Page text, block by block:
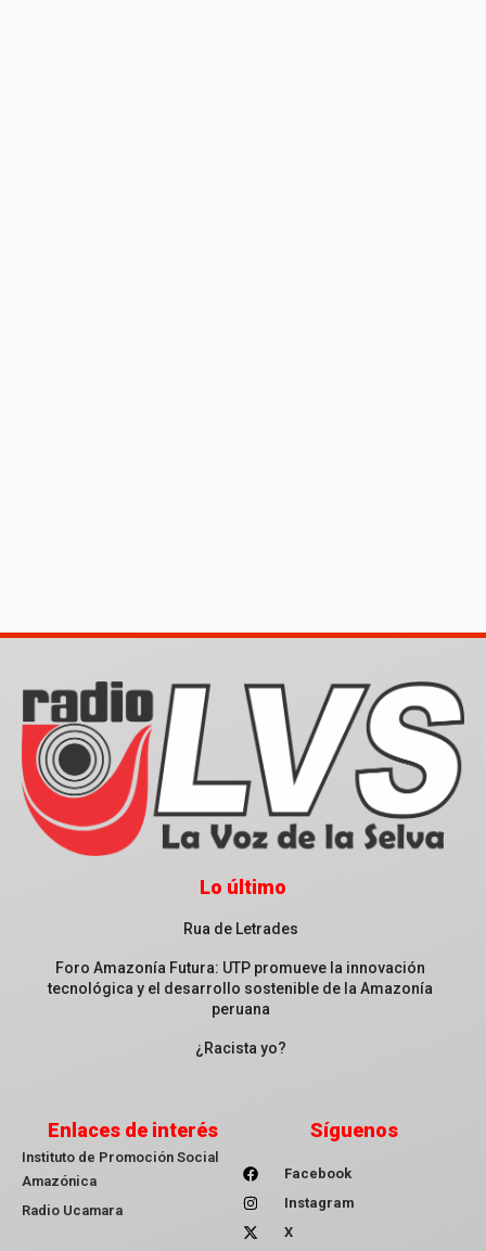
Lo último
Rua de Letrades
Foro Amazonía Futura: UTP promueve la innovación
tecnológica y el desarrollo sostenible de la Amazonía
peruana
¿Racista yo?
Enlaces de interés
Instituto de Promoción Social
Amazónica
Radio Ucamara
Síguenos
Facebook
Instagram
X